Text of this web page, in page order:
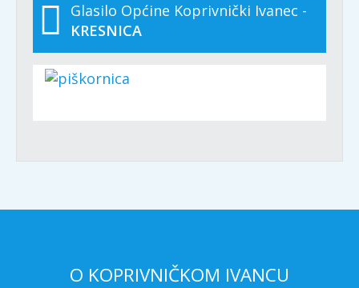
Glasilo Općine Koprivnički Ivanec -
KRESNICA
O KOPRIVNIČKOM IVANCU